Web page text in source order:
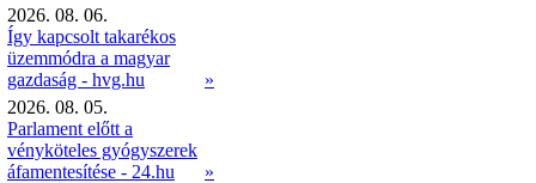
2026. 08. 06.
Így kapcsolt takarékos
üzemmódra a magyar
gazdaság - hvg.hu
»
2026. 08. 05.
Parlament előtt a
vényköteles gyógyszerek
áfamentesítése - 24.hu
»